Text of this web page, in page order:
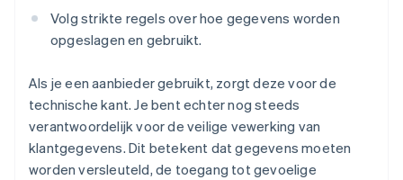
Volg strikte regels over hoe gegevens worden
opgeslagen en gebruikt.
Als je een aanbieder gebruikt, zorgt deze voor de
technische kant. Je bent echter nog steeds
verantwoordelijk voor de veilige vewerking van
klantgegevens. Dit betekent dat gegevens moeten
worden versleuteld, de toegang tot gevoelige